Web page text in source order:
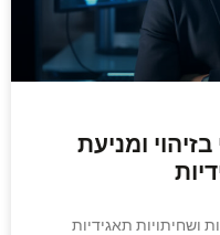
ומניעת
ושחיתויות תאגידיות